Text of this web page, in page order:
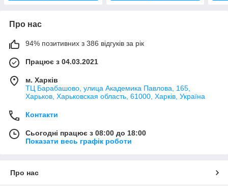
Про нас
94% позитивних з 386 відгуків за рік
Працює з 04.03.2021
м. Харків
ТЦ Барабашово, улица Академика Павлова, 165,
Харьков, Харьковская область, 61000, Харків, Україна
Контакти
Сьогодні працює з 08:00 до 18:00
Показати весь графік роботи
Про нас